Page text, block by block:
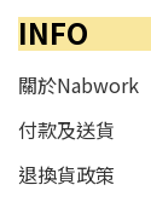
INFO
關於Nabwork
付款及送貨
退換貨政策